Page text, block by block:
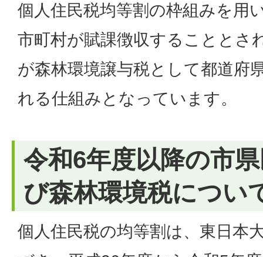
個人住民税均等割の枠組みを用
市町村が賦課徴収することとさ
が森林環境譲与税として都道府
れる仕組みとなっています。
令和6年度以降の市
び森林環境税につい
個人住民税の均等割は、東日本